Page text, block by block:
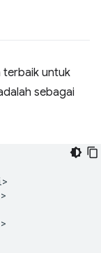
terbaik untuk
sebagai